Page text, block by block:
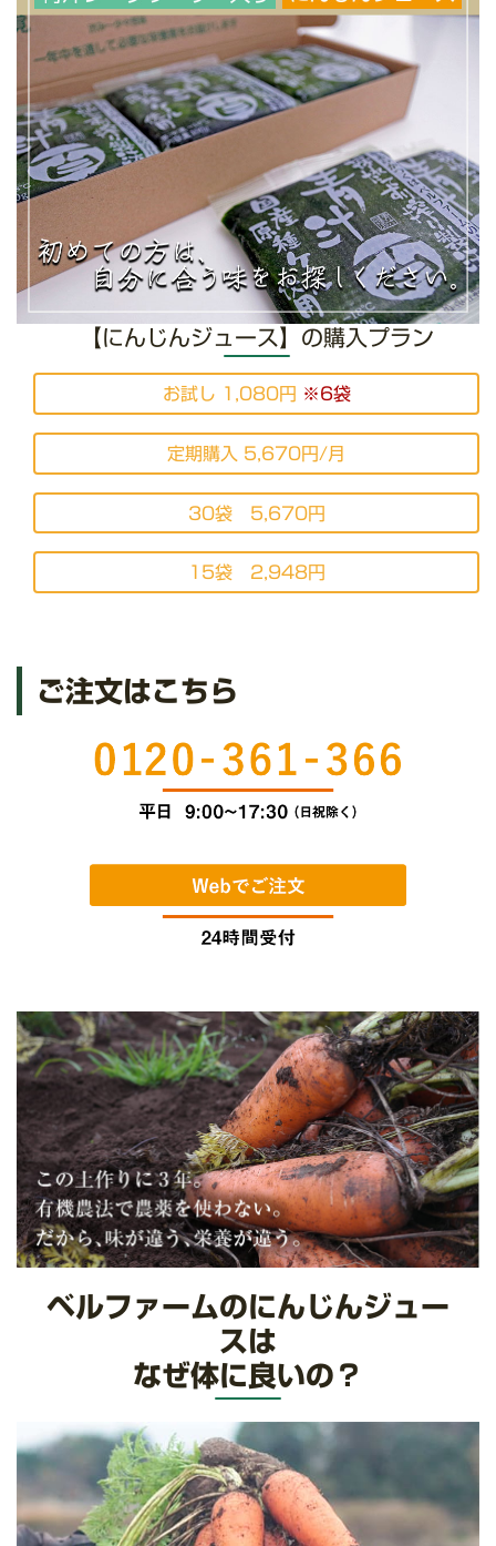
【にんじんジュース】の購入プラン
お試し 1,080円 ※6袋
定期購入 5,670円/月
30袋 5,670円
15袋 2,948円
ご注文はこちら
ベルファームのにんじんジュー
スは
なぜ体に良いの？